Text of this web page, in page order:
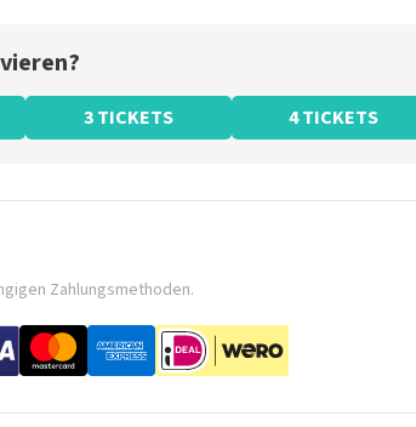
3 TICKETS 4 TICKETS
Zahlungsmethoden.